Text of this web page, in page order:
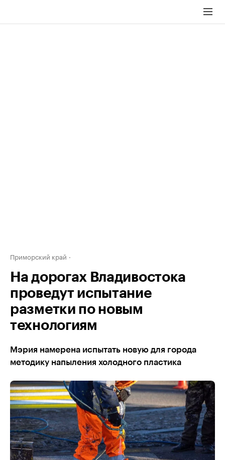
Приморский край
На дорогах Владивостока
проведут испытание
разметки по новым
технологиям
Мэрия намерена испытать новую для города
методику напыления холодного пластика